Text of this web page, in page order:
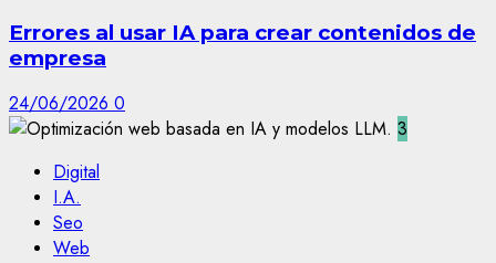
Errores al usar IA para crear contenidos de
empresa
24/06/2026 0
3
Digital
I.A.
Seo
Web